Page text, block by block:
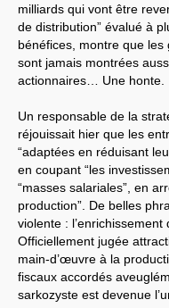
milliards qui vont être
de distribution” évalué à
bénéfices, montre que
sont jamais montrées
actionnaires… Une honte.
Un responsable de la
réjouissait hier que les
“adaptées en réduisant
en coupant “les
“masses salariales”, en
production”. De belles
violente : l’enrichissement
Officiellement jugée
main-d’œuvre à la
fiscaux accordés
sarkozyste est devenue